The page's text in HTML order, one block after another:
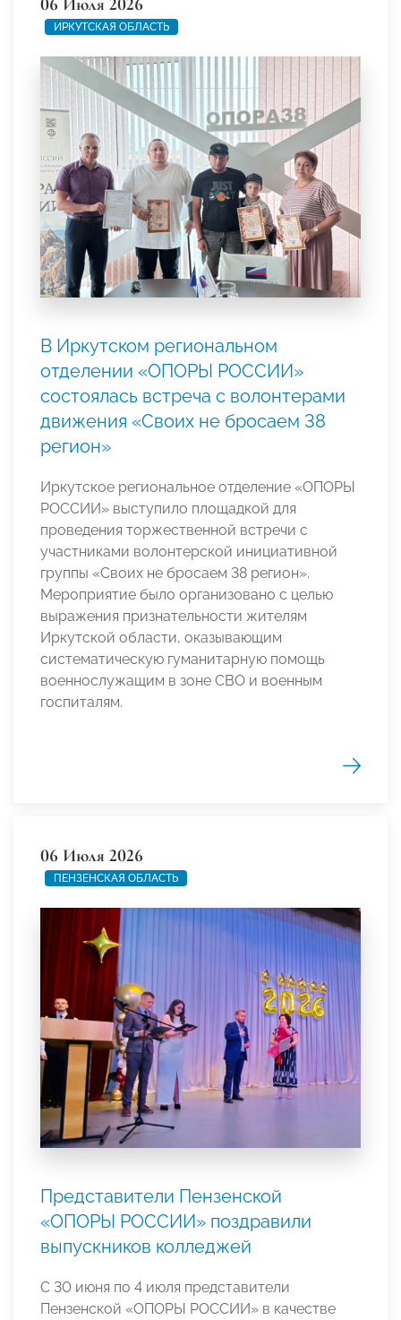
06 Июля 2026
ИРКУТСКАЯ ОБЛАСТЬ
В Иркутском региональном
отделении «ОПОРЫ РОССИИ»
состоялась встреча с волонтерами
движения «Своих не бросаем 38
регион»
Иркутское региональное отделение «ОПОРЫ
РОССИИ» выступило площадкой для
проведения торжественной встречи с
участниками волонтерской инициативной
группы «Своих не бросаем 38 регион».
Мероприятие было организовано с целью
выражения признательности жителям
Иркутской области, оказывающим
систематическую гуманитарную помощь
военнослужащим в зоне СВО и военным
госпиталям.
06 Июля 2026
ПЕНЗЕНСКАЯ ОБЛАСТЬ
Представители Пензенской
«ОПОРЫ РОССИИ» поздравили
выпускников колледжей
С 30 июня по 4 июля представители
Пензенской «ОПОРЫ РОССИИ» в качестве